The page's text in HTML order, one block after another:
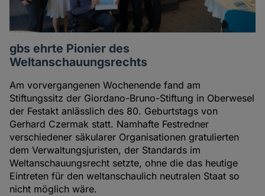
gbs ehrte Pionier des
Weltanschauungsrechts
Am vorvergangenen Wochenende fand am
Stiftungssitz der Giordano-Bruno-Stiftung in Oberwesel
der Festakt anlässlich des 80. Geburtstags von
Gerhard Czermak statt. Namhafte Festredner
verschiedener säkularer Organisationen gratulierten
dem Verwaltungsjuristen, der Standards im
Weltanschauungsrecht setzte, ohne die das heutige
Eintreten für den weltanschaulich neutralen Staat so
nicht möglich wäre.